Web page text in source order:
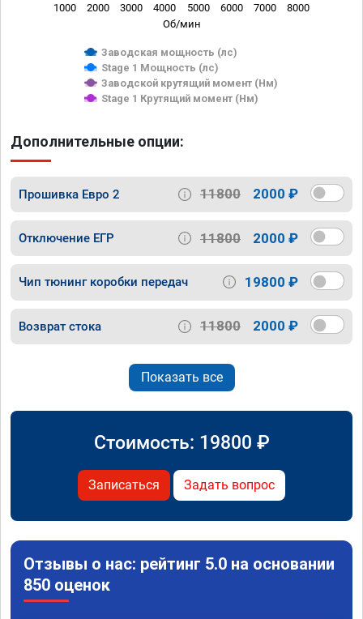
Об/мин
Заводская мощность (лс)
Stage 1 Мощность (лс)
Заводской крутящий момент (Нм)
Stage 1 Крутящий момент (Нм)
1000 2000 3000 4000 5000 6000 7000 8000
Дополнительные опции:
Прошивка Евро 2 11800 2000 ₽
Отключение ЕГР 11800 2000 ₽
Чип тюнинг коробки передач 19800 ₽
Возврат стока 11800 2000 ₽
Показать все
Стоимость: 19800 ₽
Записаться Задать вопрос
Отзывы о нас: рейтинг 5.0 на основании
850 оценок